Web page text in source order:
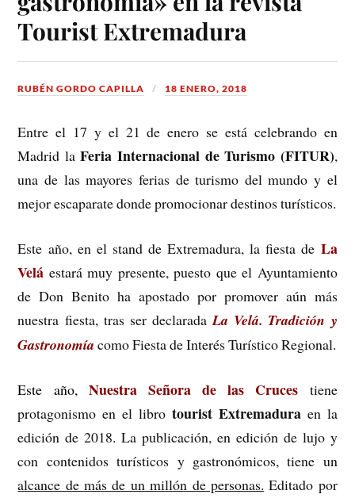
Tourist Extremadura
RUBÉN GORDO CAPILLA 18 ENERO, 2018
Entre el 17 y el 21 de enero se está celebrando en
Madrid laFeria Internacional de Turismo (FITUR),
una de las mayores ferias de turismo del mundo y el
mejor escaparate donde promocionar destinos turísticos.
Este año, en el stand de Extremadura, la fiesta de La
Velá estará muy presente, puesto que el Ayuntamiento
de Don Benito ha apostado por promover aún más
nuestra fiesta, tras ser declaradaLa Velá. Tradición y
Gastronomía como Fiesta de Interés Turístico Regional.
Este año,Nuestra Señora de las Cruces tiene
protagonismo en el libro tourist Extremaduraen la
edición de 2018. Lapublicación, en edición de lujo y
con contenidos turísticos y gastronómicos, tiene un
alcance de más de un millón de personas. Editado por